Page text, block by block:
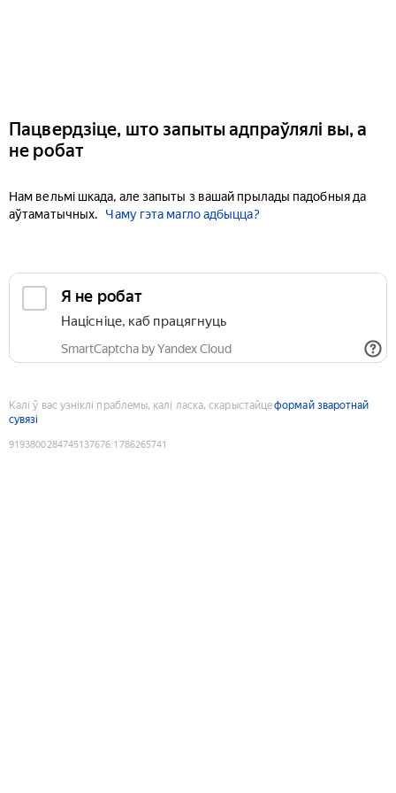
Пацвердзіце, што запыты адпраўлялі вы, а
не робат
Нам вельмі шкада, але запыты з вашай прылады падобныя да
аўтаматычных.
Чаму гэта магло адбыцца?
Я не робат
Націсніце, каб працягнуць
SmartCaptcha by Yandex Cloud
Калі ў вас узніклі праблемы, калі ласка, скарыстайцеформай зваротнай
сувязі
9193800284745137676:1786265741